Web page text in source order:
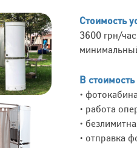
Стоимость
3600 грн/час
В
•
• работа
•
• отправка